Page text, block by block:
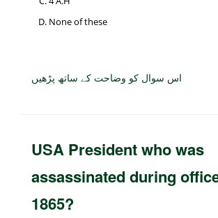
None of these
اس سوال کو وضاحت کے ساتھ پڑھیں
USA President who was
assassinated during
1865?